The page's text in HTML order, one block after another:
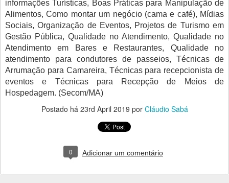
informações Turísticas, Boas Práticas para Manipulação de
Alimentos, Como montar um negócio (cama e café), Mídias
Sociais, Organização de Eventos, Projetos de Turismo em
Gestão Pública, Qualidade no Atendimento, Qualidade no
Atendimento em Bares e Restaurantes, Qualidade no
atendimento para condutores de passeios, Técnicas de
Arrumação para Camareira, Técnicas para recepcionista de
eventos e Técnicas para Recepção de Meios de
Hospedagem. (Secom/MA)
Postado há 23rd April 2019 por Cláudio Sabá
0 Adicionar um comentário